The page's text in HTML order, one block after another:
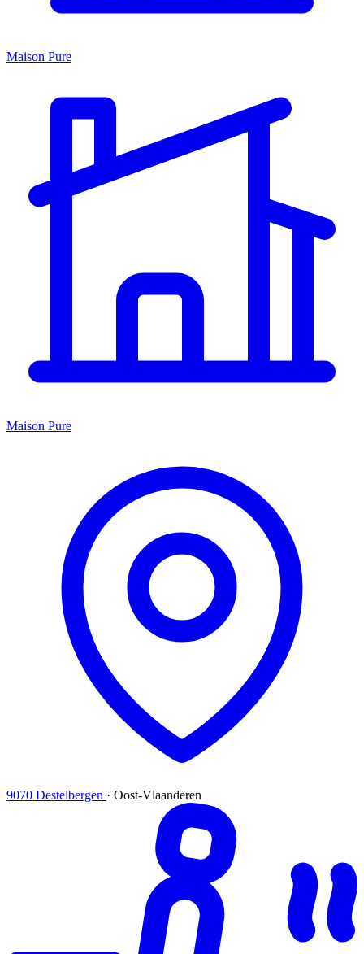
Maison Pure
Maison Pure
9070 Destelbergen · Oost-Vlaanderen